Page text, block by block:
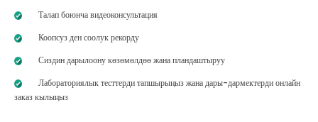
Талап боюнча видеоконсультация
Коопсуз ден соолук рекорду
Сиздин дарылоону көзөмөлдөө жана пландаштыруу
Лабораториялык тесттерди тапшырыңыз жана дары-дармектерди онлайн
заказ кылыңыз